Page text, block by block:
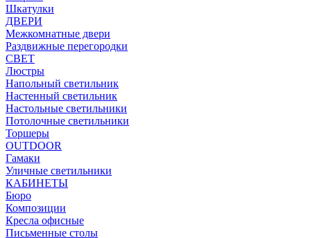
Шкатулки
ДВЕРИ
Межкомнатные двери
Раздвижные перегородки
СВЕТ
Люстры
Напольный светильник
Настенный светильник
Настольные светильники
Потолочные светильники
Торшеры
OUTDOOR
Гамаки
Уличные светильники
КАБИНЕТЫ
Бюро
Композиции
Кресла офисные
Письменные столы